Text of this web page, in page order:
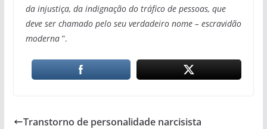
da injustiça, da indignação do tráfico de pessoas, que
deve ser chamado pelo seu verdadeiro nome – escravidão
moderna ”.
Transtorno de personalidade narcisista